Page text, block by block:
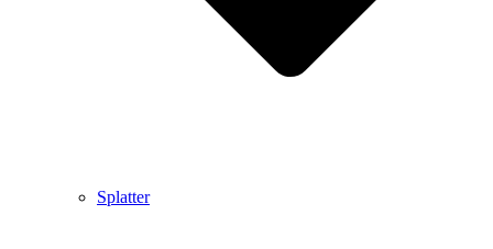
Splatter